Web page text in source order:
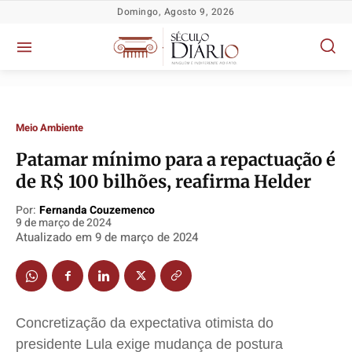
Política
TV Século
Política
TV Século
Política
TV Século
Política
TV Século
Domingo, Agosto 9, 2026
Meio Ambiente
Patamar mínimo para a repactuação é
de R$ 100 bilhões, reafirma Helder
Por: Fernanda Couzemenco
9 de março de 2024
Atualizado em 9 de março de 2024
Concretização da expectativa otimista do
presidente Lula exige mudança de postura